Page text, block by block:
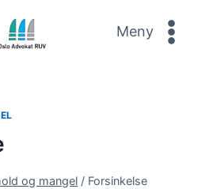
Meny
og mangel / Forsinkelse